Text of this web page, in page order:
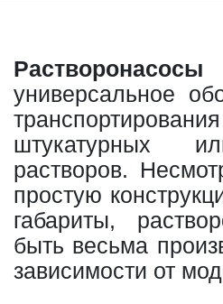
Растворонасосы
универсальное
штукатурных
растворов.
простую
габариты,
быть весьма
зависимости от